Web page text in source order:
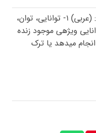
قدرت اسم پسرانه است، معنی قدرت: (عربی) ۱- توانایی، توان،
توانایی ویژهی موجود زنده
میدهد یا ترک